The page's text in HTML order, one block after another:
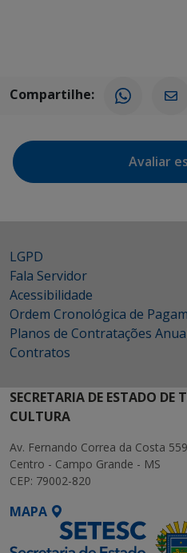
Compartilhe:
Avaliar
LGPD
Fala Servidor
Acessibilidade
Ordem Cronológica de
Planos de Contratações
Contratos
SECRETARIA DE ESTADO DE
CULTURA
Av. Fernando Correa da Costa
Centro - Campo Grande - MS
CEP: 79002-820
MAPA